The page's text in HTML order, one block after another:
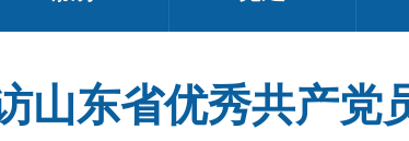
东省优秀共产党